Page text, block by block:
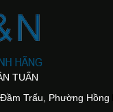
TUẤN
Trấu, Phường Hồng